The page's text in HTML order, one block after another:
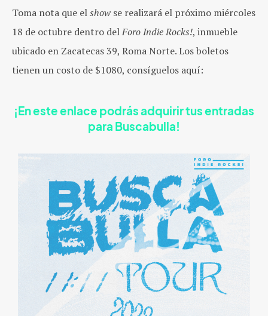
Toma nota que elshow se realizará el próximo miércoles
18 de octubre dentro delForo Indie Rocks!, inmueble
ubicado en Zacatecas 39, Roma Norte. Los boletos
tienen un costo de $1080, consíguelos aquí:
¡En este enlace podrás adquirir tus entradas
para Buscabulla!